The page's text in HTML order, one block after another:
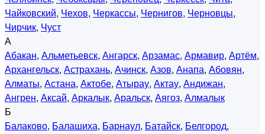
Чайковский, Чехов, Черкассы, Чернигов, Черновцы,
Чирчик, Чуст
А
Абакан, Альметьевск, Ангарск, Арзамас, Армавир, Артём,
Архангельск, Астрахань, Ачинск, Азов, Анапа, Абовян,
Алматы, Астана, Актобе, Атырау, Актау, Андижан,
Ангрен, Аксай, Аркалык, Аральск, Аягоз, Алмалык
Б
Балаково, Балашиха, Барнаул, Батайск, Белгород,